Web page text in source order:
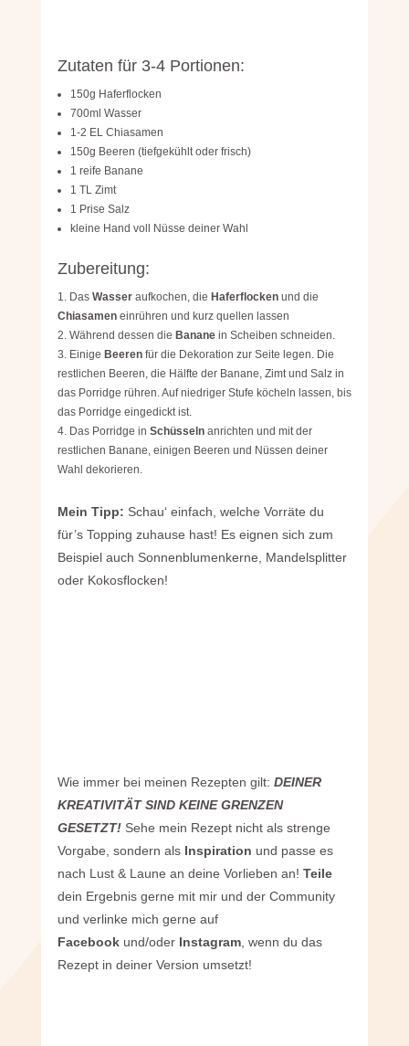
Zutaten für 3-4 Portionen:
150g Haferflocken
700ml Wasser
1-2 EL Chiasamen
150g Beeren (tiefgekühlt oder frisch)
1 reife Banane
1 TL Zimt
1 Prise Salz
kleine Hand voll Nüsse deiner Wahl
Zubereitung:
Das Wasseraufkochen, die Haferflockenund die
Chiasameneinrühren und kurz quellen lassen
Während dessen die Bananein Scheiben schneiden.
Einige Beerenfür die Dekoration zur Seite legen. Die
restlichen Beeren, die Hälfte der Banane, Zimt und Salz in
das Porridge rühren. Auf niedriger Stufe köcheln lassen, bis
das Porridge eingedickt ist.
Das Porridge in Schüsselnanrichten und mit der
restlichen Banane, einigen Beeren und Nüssen deiner
Wahl dekorieren.
Mein Tipp: Schau‘ einfach, welche Vorräte du
für’s Topping zuhause hast! Es eignen sich zum
Beispiel auch Sonnenblumenkerne, Mandelsplitter
oder Kokosflocken!
Wie immer bei meinen Rezepten gilt: DEINER
KREATIVITÄT SIND KEINE GRENZEN
GESETZT! Sehe mein Rezept nicht als strenge
Vorgabe, sondern als Inspiration und passe es
nach Lust & Laune an deine Vorlieben an! Teile
dein Ergebnis gerne mit mir und der Community
und verlinke mich gerne auf
Facebookund/oder Instagram, wenn du das
Rezept in deiner Version umsetzt!